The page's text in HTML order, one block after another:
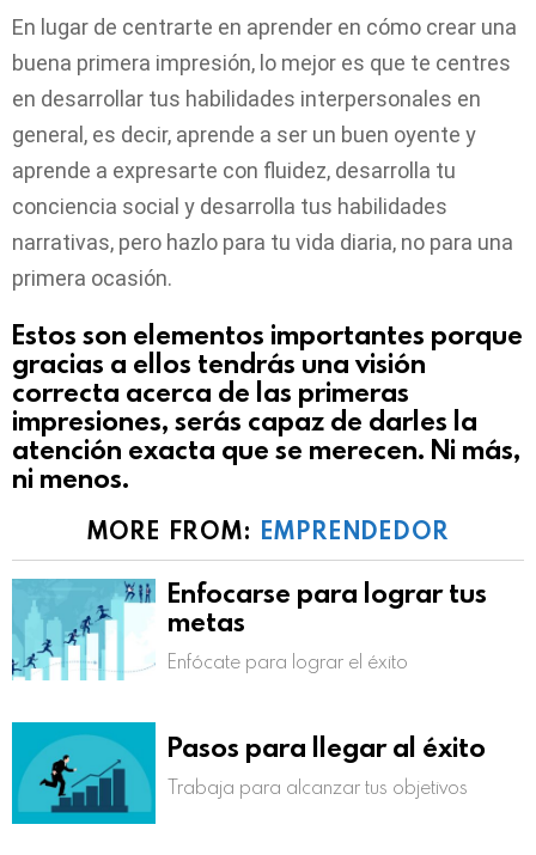
En lugar de centrarte en aprender en cómo crear una
buena primera impresión, lo mejor es que te centres
en desarrollar tus habilidades interpersonales en
general, es decir, aprende a ser un buen oyente y
aprende a expresarte con fluidez, desarrolla tu
conciencia social y desarrolla tus habilidades
narrativas, pero hazlo para tu vida diaria, no para una
primera ocasión.
Estos son elementos importantes porque
gracias a ellos tendrás una visión
correcta acerca de las primeras
impresiones, serás capaz de darles la
atención exacta que se merecen. Ni más,
ni menos.
MORE FROM: EMPRENDEDOR
Enfocarse para lograr tus
metas
Enfócate para lograr el éxito
Pasos para llegar al éxito
Trabaja para alcanzar tus objetivos